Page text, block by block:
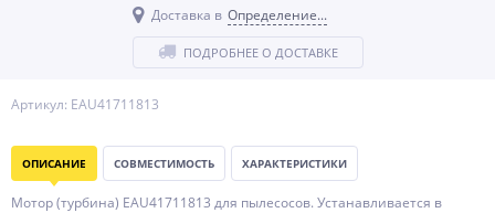
Артикул: EAU41711813
Доставка в Определение...
ПОДРОБНЕЕ О ДОСТАВКЕ
ОПИСАНИЕ СОВМЕСТИМОСТЬ ХАРАКТЕРИСТИКИ
Мотор (турбина) EAU41711813 для пылесосов. Устанавливается в